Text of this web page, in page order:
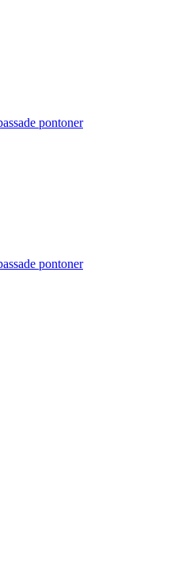
pontoner
pontoner